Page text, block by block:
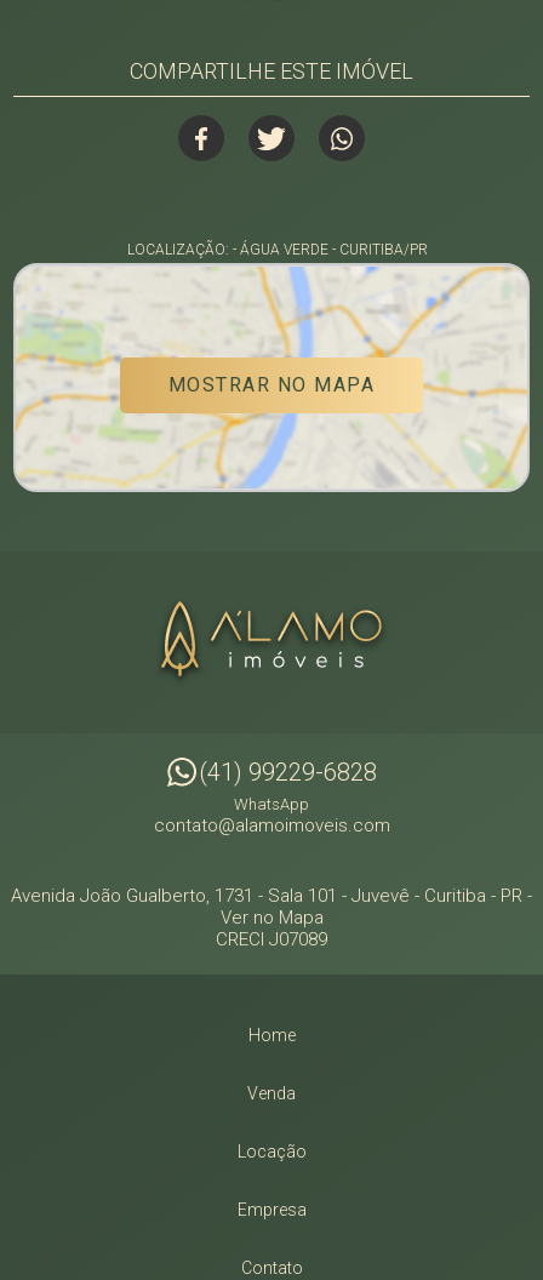
COMPARTILHE ESTE IMÓVEL
LOCALIZAÇÃO: - ÁGUA VERDE - CURITIBA/PR
MOSTRAR NO MAPA
(41) 99229-6828
WhatsApp
contato@alamoimoveis.com
Avenida João Gualberto, 1731 - Sala 101 - Juvevê - Curitiba - PR -
Ver no Mapa
CRECI J07089
Home
Venda
Locação
Empresa
Contato